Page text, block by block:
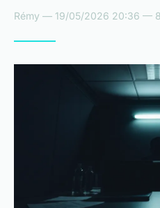
Rémy — 19/05/2026 20:36 —